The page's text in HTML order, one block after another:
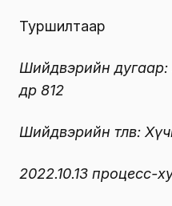
Туршилтаар
Шийдвэрийн
өдөр 812
Шийдвэрийн төлөв:
2022.10.13 процесс-